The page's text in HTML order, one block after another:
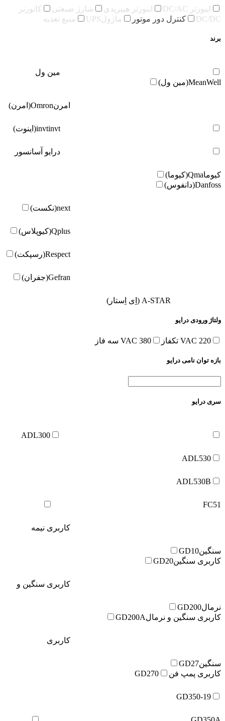
اینورتر DC/AC اینورتر هیبریدی شارژ صنعتی
کانورتر
DC/DC
کنترل دور موتور ماژولUPS منبع تغذیه
برند
مین ول
MeanWell(مین ول)
امرنOmron(امرن)
invtinvt(اینوت)
درایو آسانسور
کیوماQma(کیوما)
Danfoss(دانفوس)
next(نکست)
Qplus(کیوپلاس)
Respect(رسپکت)
Gefran(جفران)
A-STAR (اِی اِستار)
ولتاژ ورودی درایو
220 VAC تکفاز 380 VAC سه فاز
بازه توان نامی درایو
سری درایو
ADL300
ADL530
ADL530B
FC51
کاربری نیمه
سنگینGD10
کاربری سنگینGD20
کاربری سنگین و
نرمالGD200
کاربری سنگین و نرمالGD200A
کاربری
سنگینGD27
کاربری پمپ فن
GD270
GD350-19